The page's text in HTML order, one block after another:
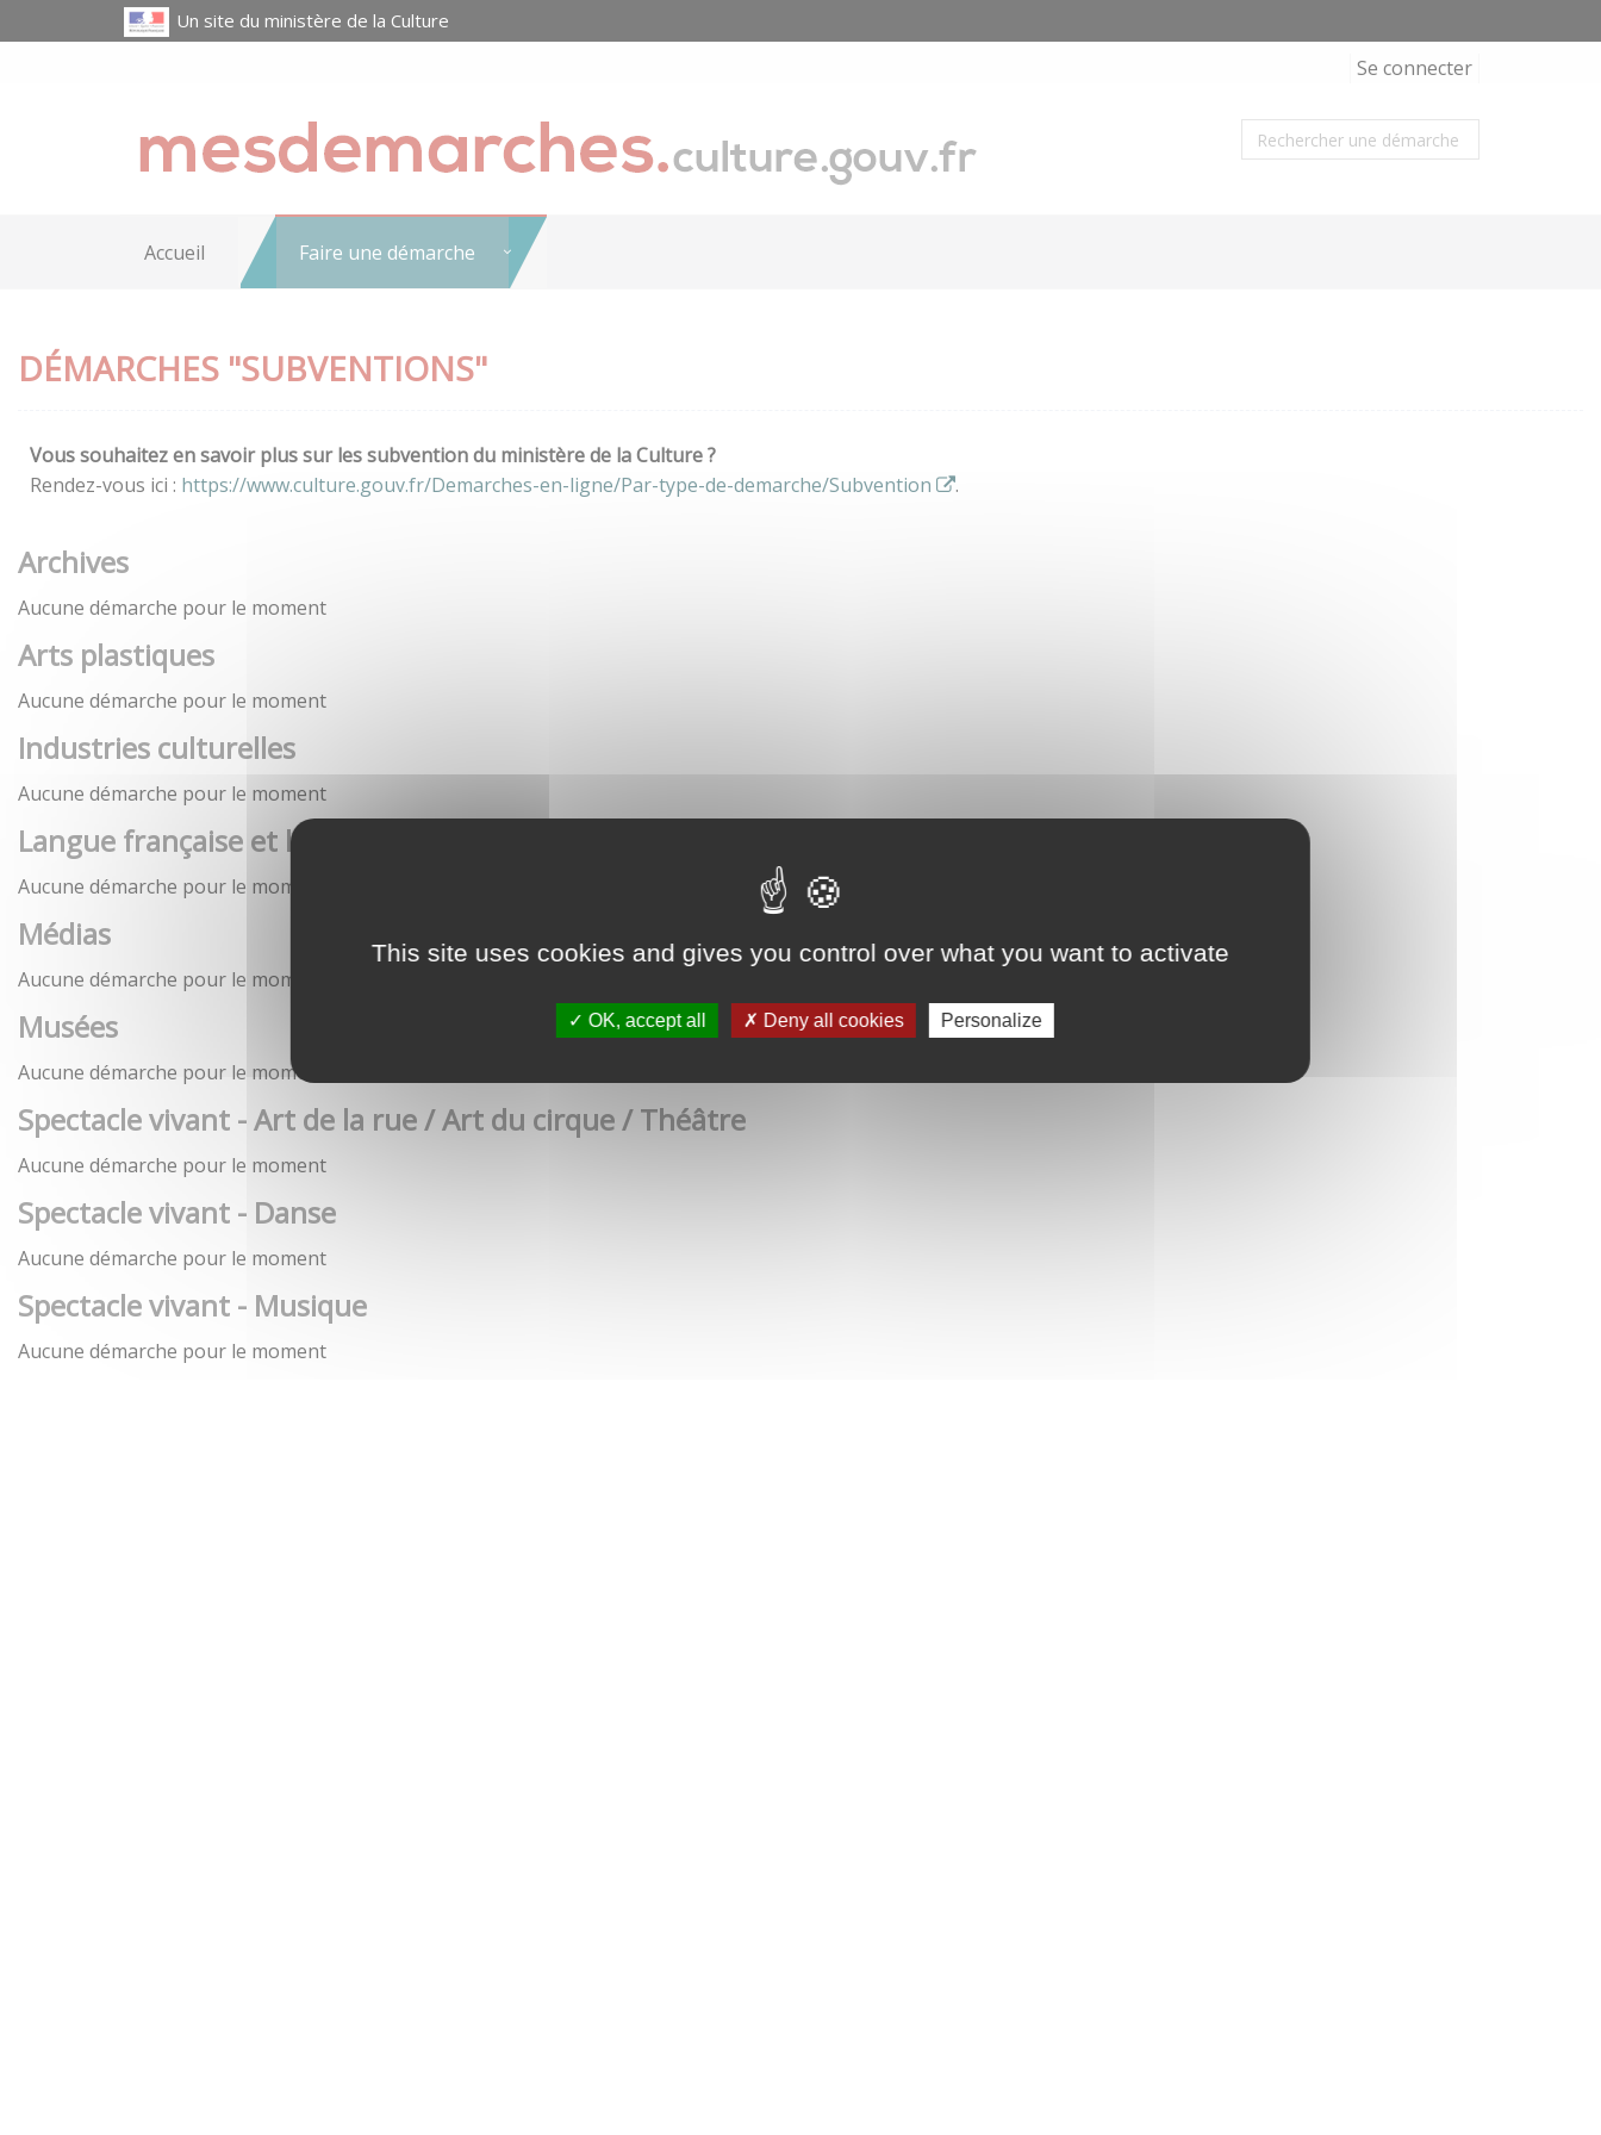
This site uses cookies and gives you control over what you want to activate
OK, accept all Deny all cookies Personalize
Un site du ministère de la Culture
Se connecter
Accueil Faire une démarche
DÉMARCHES "SUBVENTIONS"
Vous souhaitez en savoir plus sur les subvention du ministère de la Culture ?
Rendez-vous ici : https://www.culture.gouv.fr/Demarches-en-ligne/Par-type-de-demarche/Subvention .
Archives
Aucune démarche pour le moment
Arts plastiques
Aucune démarche pour le moment
Industries culturelles
Aucune démarche pour le moment
Langue française et langues de France
Aucune démarche pour le moment
Médias
Aucune démarche pour le moment
Musées
Aucune démarche pour le moment
Spectacle vivant - Art de la rue / Art du cirque / Théâtre
Aucune démarche pour le moment
Spectacle vivant - Danse
Aucune démarche pour le moment
Spectacle vivant - Musique
Aucune démarche pour le moment